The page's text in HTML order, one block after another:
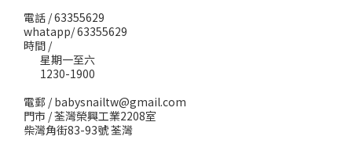
電話 / 63355629
whatapp/ 63355629
時間 /
星期一至六
1230-1900
電郵 / babysnailtw@gmail.com
門市 / 荃灣榮興工業2208室
柴灣角街83-93號 荃灣